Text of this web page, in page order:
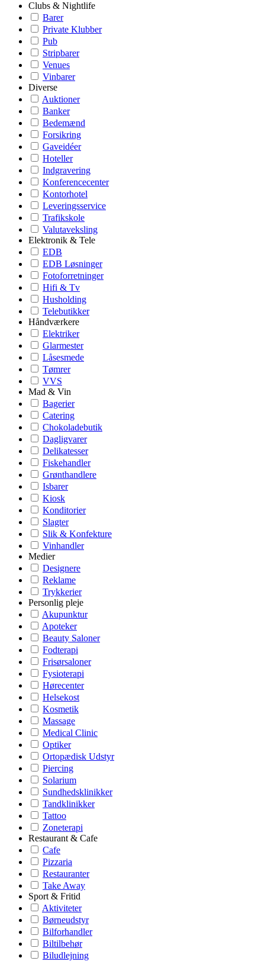
Clubs & Nightlife
Barer
Private Klubber
Pub
Stripbarer
Venues
Vinbarer
Diverse
Auktioner
Banker
Bedemænd
Forsikring
Gaveidéer
Hoteller
Indgravering
Konferencecenter
Kontorhotel
Leveringsservice
Trafikskole
Valutaveksling
Elektronik & Tele
EDB
EDB Løsninger
Fotoforretninger
Hifi & Tv
Husholding
Telebutikker
Håndværkere
Elektriker
Glarmester
Låsesmede
Tømrer
VVS
Mad & Vin
Bagerier
Catering
Chokoladebutik
Dagligvarer
Delikatesser
Fiskehandler
Grønthandlere
Isbarer
Kiosk
Konditorier
Slagter
Slik & Konfekture
Vinhandler
Medier
Designere
Reklame
Trykkerier
Personlig pleje
Akupunktur
Apoteker
Beauty Saloner
Fodterapi
Frisørsaloner
Fysioterapi
Hørecenter
Helsekost
Kosmetik
Massage
Medical Clinic
Optiker
Ortopædisk Udstyr
Piercing
Solarium
Sundhedsklinikker
Tandklinikker
Tattoo
Zoneterapi
Restaurant & Cafe
Cafe
Pizzaria
Restauranter
Take Away
Sport & Fritid
Aktiviteter
Børneudstyr
Bilforhandler
Biltilbehør
Biludlejning